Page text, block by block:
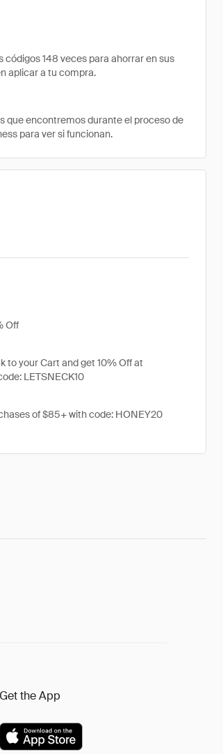
148 veces para ahorrar en sus
aplicar a tu compra.
que encontremos durante el proceso de
para ver si funcionan.
Off
to your Cart and get 10% Off at
LETSNECK10
of $85+ with code: HONEY20
Get the App